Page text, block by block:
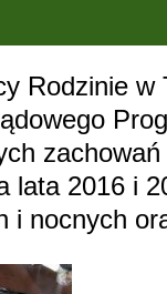
Rodzinie w
lata 2016 i
i nocnych